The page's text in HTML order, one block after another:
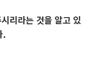
리라는 것을 알고 있
.